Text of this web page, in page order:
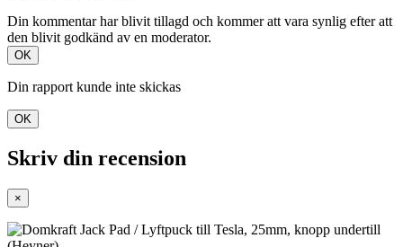
Din kommentar har blivit tillagd och kommer att vara synlig efter att
den blivit godkänd av en moderator.
OK
Din rapport kunde inte skickas
OK
Skriv din recension
×